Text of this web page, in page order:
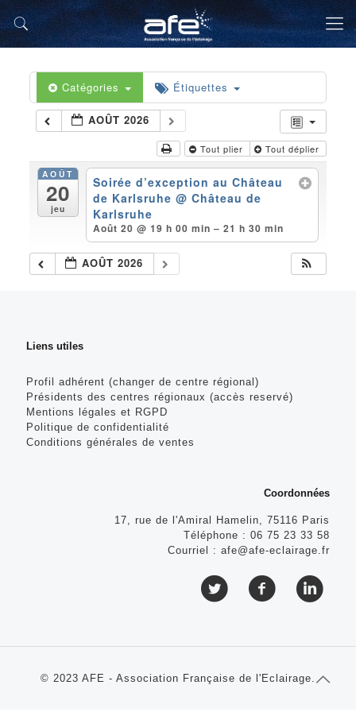
Catégories Étiquettes
AOÛT 2026
Tout plier Tout déplier
AOÛT
20
jeu
Soirée d’exception au Château
de Karlsruhe@ Château de
Karlsruhe
Août 20 @ 19 h 00 min – 21 h 30 min
AOÛT 2026
Liens utiles
Profil adhérent (changer de centre régional)
Présidents des centres régionaux (accès reservé)
Mentions légales et RGPD
Politique de confidentialité
Conditions générales de ventes
Coordonnées
17, rue de l'Amiral Hamelin, 75116 Paris
Téléphone : 06 75 23 33 58
Courriel : afe@afe-eclairage.fr
© 2023 AFE - Association Française de l'Eclairage.